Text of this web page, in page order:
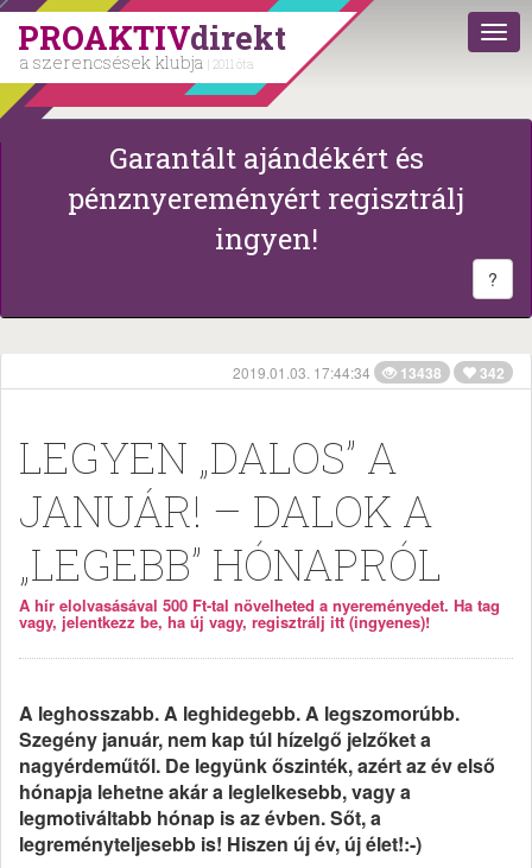
PROAKTIVdirekt
a szerencsések klubja | 2011 óta
Garantált ajándékért és
pénznyereményért regisztrálj
ingyen!
?
2019.01.03. 17:44:34 13438 342
LEGYEN „DALOS” A
JANUÁR! – DALOK A
„LEGEBB” HÓNAPRÓL
A hír elolvasásával 500 Ft-tal növelheted a nyereményedet. Ha tag
vagy, jelentkezz be, ha új vagy, regisztrálj itt (ingyenes)!
A leghosszabb. A leghidegebb. A legszomorúbb.
Szegény január, nem kap túl hízelgő jelzőket a
nagyérdeműtől. De legyünk őszinték, azért az év első
hónapja lehetne akár a leglelkesebb, vagy a
legmotiváltabb hónap is az évben. Sőt, a
legreményteljesebb is! Hiszen új év, új élet!:-)